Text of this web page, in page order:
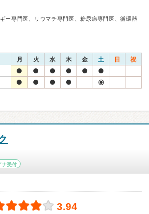
ー専門医、リウマチ専門医、糖尿病専門医、循環器
月 火 水 木 金 土 日 祝
ナ受付
3.94